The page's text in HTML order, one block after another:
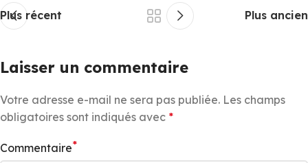
Plus récent Plus ancien
Laisser un commentaire
Votre adresse e-mail ne sera pas publiée. Les champs
obligatoires sont indiqués avec *
Commentaire*